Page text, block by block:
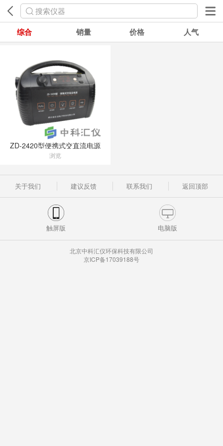
搜索仪器
综合 销量 价格 人气
ZD-2420型便携式交直流电源
浏览
关于我们 建议反馈 联系我们 返回顶部
触屏版 电脑版
北京中科汇仪环保科技有限公司
京ICP备17039188号